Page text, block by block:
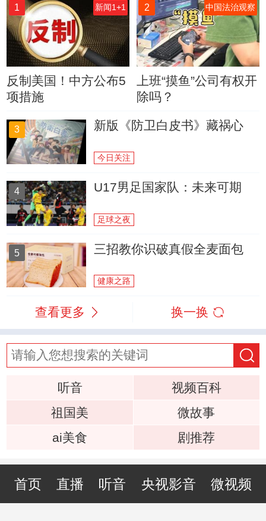
1 新闻1+1
反制美国！中方公布5
项措施
2 中国法治观察
上班“摸鱼”公司有权开
除吗？
3 新版《防卫白皮书》藏祸心
今日关注
4 U17男足国家队：未来可期
足球之夜
5 三招教你识破真假全麦面包
健康之路
查看更多 换一换
听音
视频百科
祖国美
微故事
ai美食
剧推荐
首页 直播 听音 央视影音 微视频